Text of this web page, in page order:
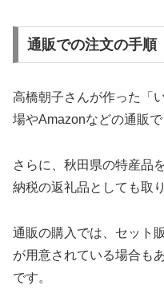
通販での注文の手順
高橋朝子さんが作った「
場やAmazonなどの通販で
さらに、秋田県の特産品
納税の返礼品としても取
通販の購入では、セット
が用意されている場合も
です。